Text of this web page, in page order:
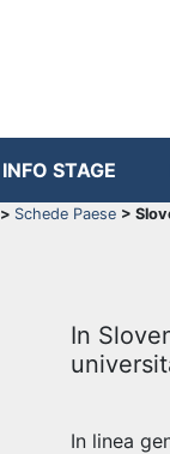
INFO STAGE
> Schede Paese >
In
In linea